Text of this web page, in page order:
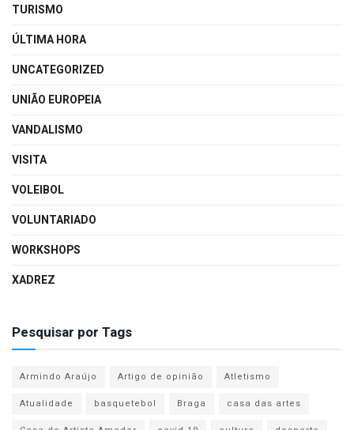
TURISMO
ÚLTIMA HORA
UNCATEGORIZED
UNIÃO EUROPEIA
VANDALISMO
VISITA
VOLEIBOL
VOLUNTARIADO
WORKSHOPS
XADREZ
Pesquisar por Tags
Armindo Araújo Artigo de opinião
Atletismo
Atualidade
basquetebol Braga
casa das artes